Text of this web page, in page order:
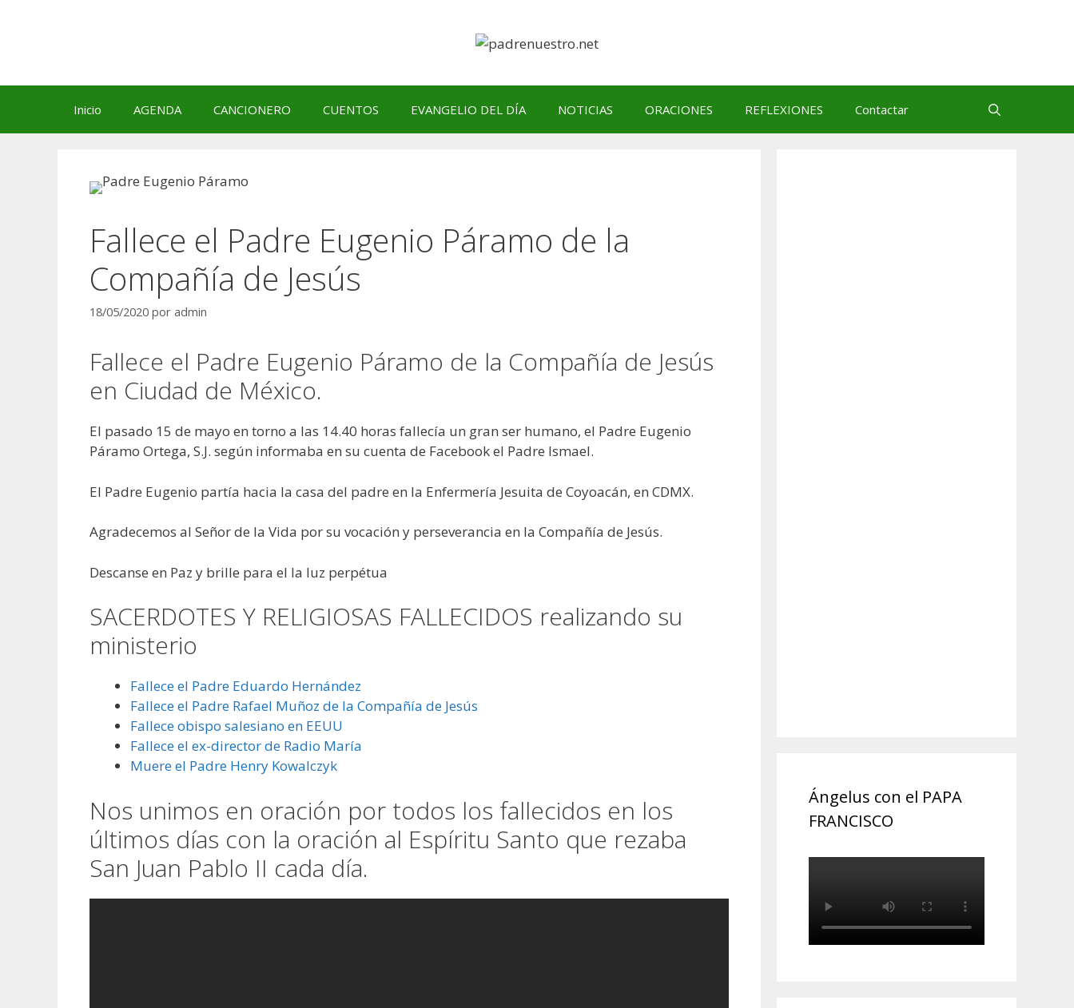
Inicio AGENDA CANCIONERO CUENTOS EVANGELIO DEL DÍA NOTICIAS ORACIONES REFLEXIONES Contactar
Fallece el Padre Eugenio Páramo de la
Compañía de Jesús
18/05/2020 por admin
Fallece el Padre Eugenio Páramo de la Compañía de Jesús
en Ciudad de México.
El pasado 15 de mayo en torno a las 14.40 horas fallecía un gran ser humano, el Padre Eugenio
Páramo Ortega, S.J. según informaba en su cuenta de Facebook el Padre Ismael.
El Padre Eugenio partía hacia la casa del padre en la Enfermería Jesuita de Coyoacán, en CDMX.
Agradecemos al Señor de la Vida por su vocación y perseverancia en la Compañía de Jesús.
Descanse en Paz y brille para el la luz perpétua
SACERDOTES Y RELIGIOSAS FALLECIDOS realizando su
ministerio
Fallece el Padre Eduardo Hernández
Fallece el Padre Rafael Muñoz de la Compañía de Jesús
Fallece obispo salesiano en EEUU
Fallece el ex-director de Radio María
Muere el Padre Henry Kowalczyk
Nos unimos en oración por todos los fallecidos en los
últimos días con la oración al Espíritu Santo que rezaba
San Juan Pablo II cada día.
Ángelus con el PAPA
FRANCISCO